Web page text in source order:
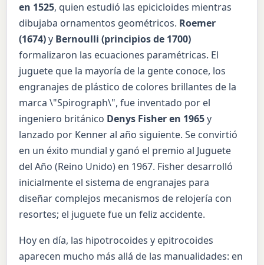
en 1525, quien estudió las epicicloides mientras
dibujaba ornamentos geométricos. Roemer
(1674)y Bernoulli (principios de 1700)
formalizaron las ecuaciones paramétricas. El
juguete que la mayoría de la gente conoce, los
engranajes de plástico de colores brillantes de la
marca \"Spirograph\", fue inventado por el
ingeniero británico Denys Fisher en 1965y
lanzado por Kenner al año siguiente. Se convirtió
en un éxito mundial y ganó el premio al Juguete
del Año (Reino Unido) en 1967. Fisher desarrolló
inicialmente el sistema de engranajes para
diseñar complejos mecanismos de relojería con
resortes; el juguete fue un feliz accidente.
Hoy en día, las hipotrocoides y epitrocoides
aparecen mucho más allá de las manualidades: en